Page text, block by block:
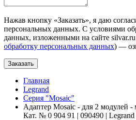
Нажав кнопку «Заказать», я даю
персональных данных. С условиями
данных, изложенными на сайте
обработку персональных данных) —
Заказать
Главная
Legrand
Серия "Mosaic"
Адаптер Mosaic - для 2 модулей -
Кат. № 0 904 91 | 090490 | Legrand